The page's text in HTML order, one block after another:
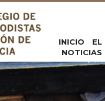
INICIO EL
NOTICIAS